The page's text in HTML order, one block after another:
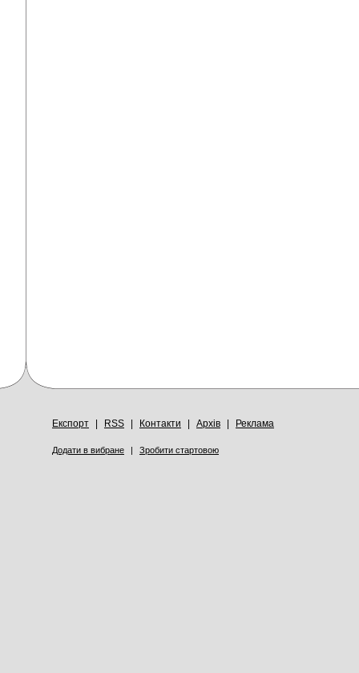
Експорт RSS Контакти Архів Реклама
Додати в вибране | Зробити стартовою